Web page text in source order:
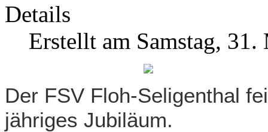
Details
Erstellt am Samstag,
Der FSV Floh-Seligenthal
jähriges Jubiläum.